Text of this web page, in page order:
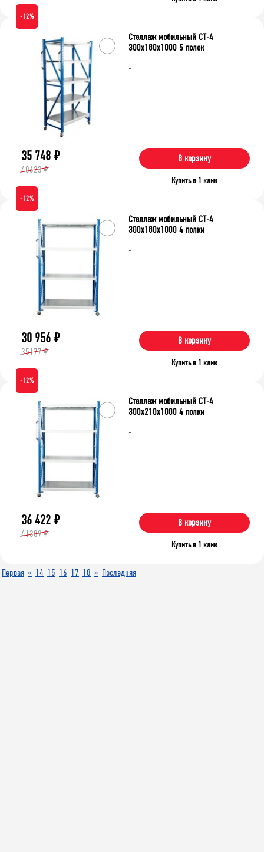
-12%
-
Стеллаж мобильный СТ-4
300x180x1000 5 полок
35 748 ₽
40623 ₽
В корзину
Купить в 1 клик
-12%
-
Стеллаж мобильный СТ-4
300x180x1000 4 полки
30 956 ₽
35177 ₽
В корзину
Купить в 1 клик
-12%
-
Стеллаж мобильный СТ-4
300x210x1000 4 полки
36 422 ₽
41389 ₽
В корзину
Купить в 1 клик
Первая « 14 15 16 17 18 » Последняя